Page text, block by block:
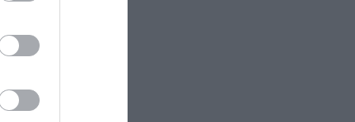
década.
World